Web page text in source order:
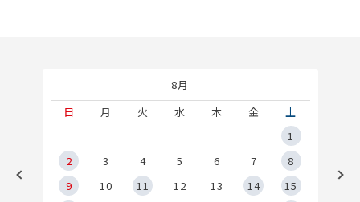
8月
日
月 火 水 木 金
土
1
2
3 4 5 6 7
8
9
10 11 12 13 14
15